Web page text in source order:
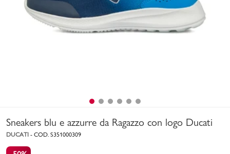
Uomo Bambino
Sneakers blu e azzurre da Ragazzo con logo Ducati
DUCATI - COD. S351000309